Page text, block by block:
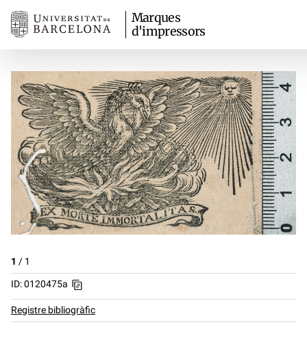
Marques
d'impressors
1 / 1
ID: 0120475a
Registre bibliogràfic